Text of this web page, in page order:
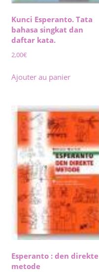
Kunci Esperanto. Tata
bahasa singkat dan
daftar kata.
2,00€
Ajouter au panier
Esperanto : den direkte
metode